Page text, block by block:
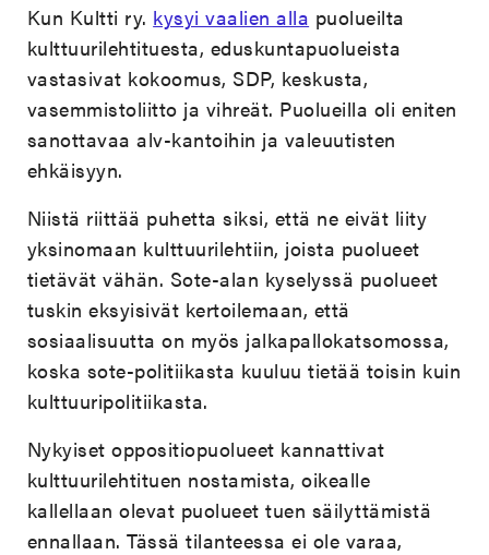
Kun Kultti ry. kysyi vaalien alla puolueilta
kulttuurilehtituesta, eduskuntapuolueista
vastasivat kokoomus, SDP, keskusta,
vasemmistoliitto ja vihreät. Puolueilla oli eniten
sanottavaa alv-kantoihin ja valeuutisten
ehkäisyyn.
Niistä riittää puhetta siksi, että ne eivät liity
yksinomaan kulttuurilehtiin, joista puolueet
tietävät vähän. Sote-alan kyselyssä puolueet
tuskin eksyisivät kertoilemaan, että
sosiaalisuutta on myös jalkapallokatsomossa,
koska sote-politiikasta kuuluu tietää toisin kuin
kulttuuripolitiikasta.
Nykyiset oppositiopuolueet kannattivat
kulttuurilehtituen nostamista, oikealle
kallellaan olevat puolueet tuen säilyttämistä
ennallaan. Tässä tilanteessa ei ole varaa,